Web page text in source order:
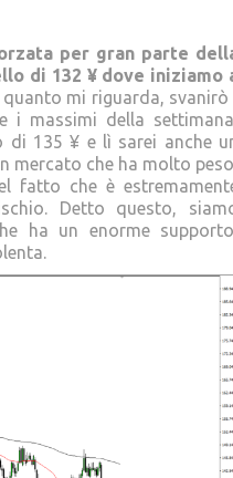
per gran parte
di 132 ¥ dove iniziamo
quanto mi riguarda, svanirò
i massimi della
di 135 ¥ e lì sarei anche
mercato che ha molto
fatto che è
Detto questo,
ha un enorme